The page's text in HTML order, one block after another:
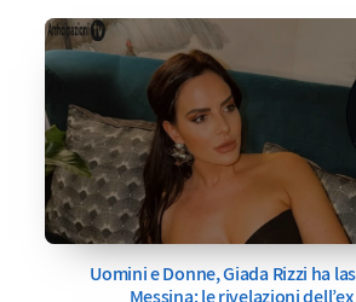
Uomini e Donne, Giada Rizzi ha
Messina: le rivelazioni